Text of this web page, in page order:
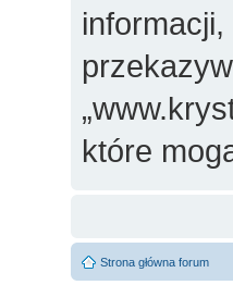
które
Strona główna forum